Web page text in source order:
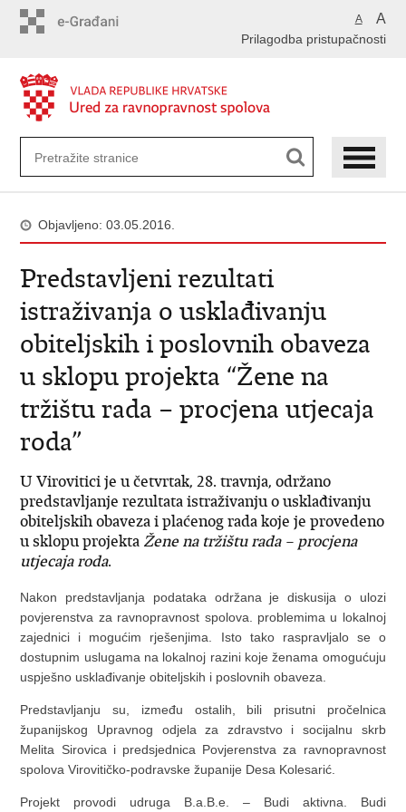
A A
Prilagodba pristupačnosti
Objavljeno: 03.05.2016.
Predstavljeni rezultati
istraživanja o usklađivanju
obiteljskih i poslovnih obaveza
u sklopu projekta “Žene na
tržištu rada – procjena utjecaja
roda”
U Virovitici je u četvrtak, 28. travnja, održano
predstavljanje rezultata istraživanju o usklađivanju
obiteljskih obaveza i plaćenog rada koje je provedeno
u sklopu projekta Žene na tržištu rada – procjena
utjecaja roda.
Nakon predstavljanja podataka održana je diskusija o ulozi
povjerenstva za ravnopravnost spolova. problemima u lokalnoj
zajednici i mogućim rješenjima. Isto tako raspravljalo se o
dostupnim uslugama na lokalnoj razini koje ženama omogućuju
uspješno usklađivanje obiteljskih i poslovnih obaveza.
Predstavljanju su, između ostalih, bili prisutni pročelnica
županijskog Upravnog odjela za zdravstvo i socijalnu skrb
Melita Sirovica i predsjednica Povjerenstva za ravnopravnost
spolova Virovitičko-podravske županije Desa Kolesarić.
Projekt provodi udruga B.a.B.e. – Budi aktivna. Budi